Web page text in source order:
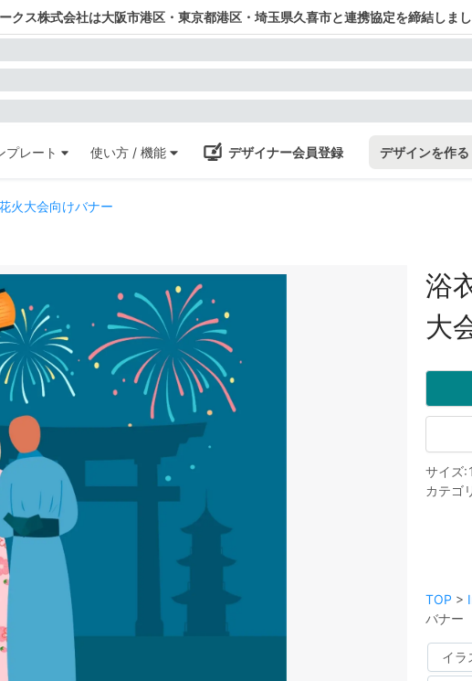
クス株式会社は大阪市港区・東京都港区・埼玉県久喜市と連携協定を締結しま
プレート 使い方 / 機能 デザイナー会員登録 デザインを作る
火大会向けバナー
浴
大
サイズ:
カテゴ
TOP >
バナー
イラ